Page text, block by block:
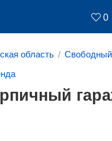
0
область Свободный